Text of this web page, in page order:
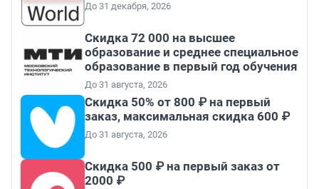
До 31 декабря, 2026
Скидка 72 000 на высшее
образование и среднее специальное
образование в первый год обучения
До 31 августа, 2026
Скидка 50% от 800 ₽ на первый
заказ, максимальная скидка 600 ₽
До 31 августа, 2026
Скидка 500 ₽ на первый заказ от
2000 ₽